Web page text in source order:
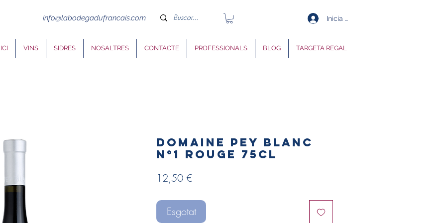
Inicia la sessió
VINS SIDRES NOSALTRES CONTACTE PROFESSIONALS BLOG TARGETA REGAL
info@labodegadufrancais.com
Domaine PEY BLANC
N°1 rouge 75cl
12,50 €Price
Esgotat